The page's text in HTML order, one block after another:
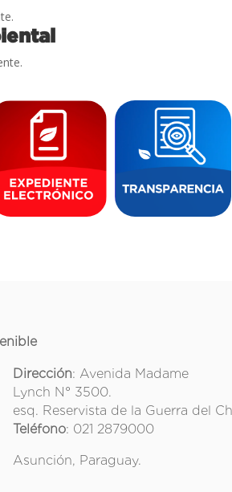
Dirección: Avenida Madame
Lynch N° 3500.
esq. Reservista de la Guerra del
Teléfono: 021 2879000
Asunción, Paraguay.